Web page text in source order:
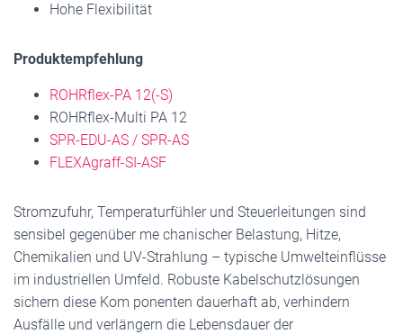
Hohe Flexibilität
Produktempfehlung
ROHRflex-PA 12(-S)
ROHRflex-Multi PA 12
SPR-EDU-AS / SPR-AS
FLEXAgraff-SI-ASF
Stromzufuhr, Temperaturfühler und Steuerleitungen sind
sensibel gegenüber me chanischer Belastung, Hitze,
Chemikalien und UV-Strahlung – typische Umwelteinflüsse
im industriellen Umfeld. Robuste Kabelschutzlösungen
sichern diese Kom ponenten dauerhaft ab, verhindern
Ausfälle und verlängern die Lebensdauer der